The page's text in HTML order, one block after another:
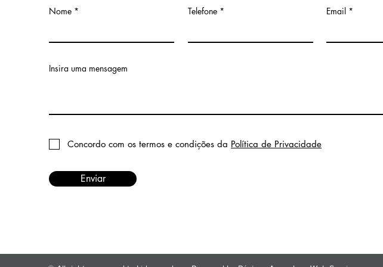
Nome Telefone Email
Insira uma mensagem
Concordo com os termos e condições da Política de Privacidade
Enviar